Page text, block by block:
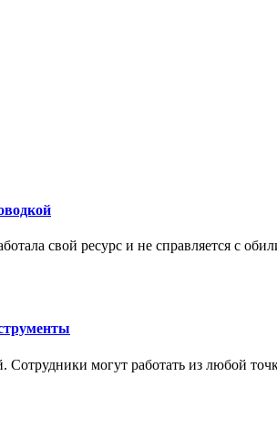
свой ресурс и не справляется с
могут работать из любой